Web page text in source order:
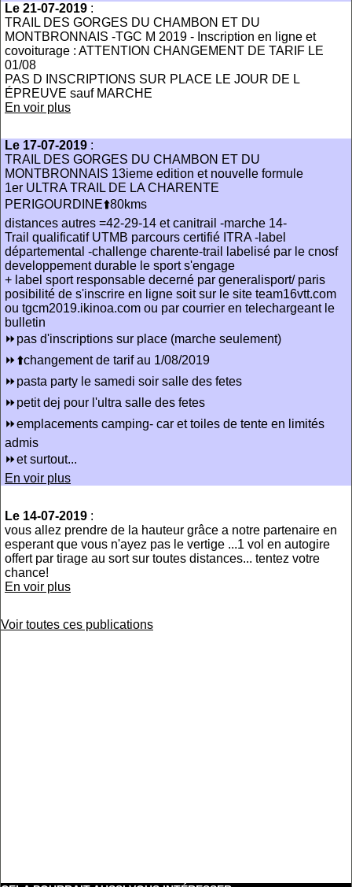
Le 21-07-2019 :
TRAIL DES GORGES DU CHAMBON ET DU
MONTBRONNAIS -TGC M 2019 - Inscription en ligne et
covoiturage : ATTENTION CHANGEMENT DE TARIF LE
01/08
PAS D INSCRIPTIONS SUR PLACE LE JOUR DE L
ÉPREUVE sauf MARCHE
En voir plus
Le 17-07-2019 :
TRAIL DES GORGES DU CHAMBON ET DU
MONTBRONNAIS 13ieme edition et nouvelle formule
1er ULTRA TRAIL DE LA CHARENTE
PERIGOURDINE⬆️80kms
distances autres =42-29-14 et canitrail -marche 14-
Trail qualificatif UTMB parcours certifié ITRA -label
départemental -challenge charente-trail labelisé par le cnosf
developpement durable le sport s'engage
+ label sport responsable decerné par generalisport/ paris
posibilité de s'inscrire en ligne soit sur le site team16vtt.com
ou tgcm2019.ikinoa.com ou par courrier en telechargeant le
bulletin
⏩pas d'inscriptions sur place (marche seulement)
⏩⬆️changement de tarif au 1/08/2019
⏩pasta party le samedi soir salle des fetes
⏩petit dej pour l'ultra salle des fetes
⏩emplacements camping- car et toiles de tente en limités
admis
⏩et surtout...
En voir plus
Le 14-07-2019 :
vous allez prendre de la hauteur grâce a notre partenaire en
esperant que vous n'ayez pas le vertige ...1 vol en autogire
offert par tirage au sort sur toutes distances... tentez votre
chance!
En voir plus
Voir toutes ces publications